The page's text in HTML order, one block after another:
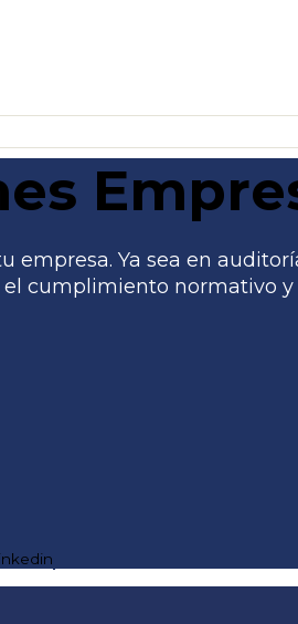
Ya sea en
cumplimiento normativo